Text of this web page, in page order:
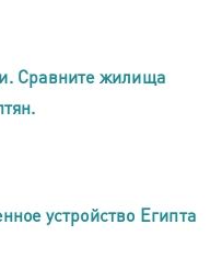
Сравните жилища
устройство Египта